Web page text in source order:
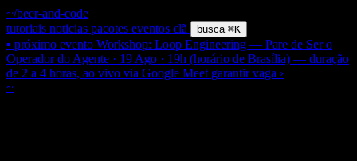
~/beer-and-code
tutoriais noticias pacotes eventos clã busca ⌘K
▪ próximo evento Workshop: Loop Engineering — Pare de Ser o
Operador do Agente · 19 Ago · 19h (horário de Brasília) — duração
de 2 a 4 horas, ao vivo via Google Meet garantir vaga ›
~